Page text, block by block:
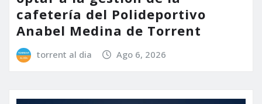
cafetería del Polideportivo
Anabel Medina de Torrent
torrent al dia Ago 6, 2026